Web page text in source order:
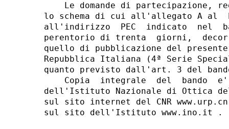
Le domande di partecipazione,
lo schema di cui all'allegato A al
all'indirizzo  PEC  indicato  nel
perentorio di trenta  giorni,
quello di pubblicazione del
Repubblica Italiana (4ª Serie
quanto previsto dall'art. 3 del
Copia  integrale  del  bando
dell'Istituto Nazionale di Ottica
sul sito internet del CNR
sul sito dell'Istituto www.ino.it .